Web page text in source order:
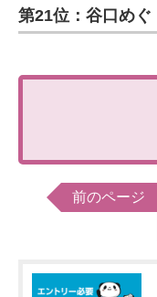
第21位：谷口めぐ
前のページ